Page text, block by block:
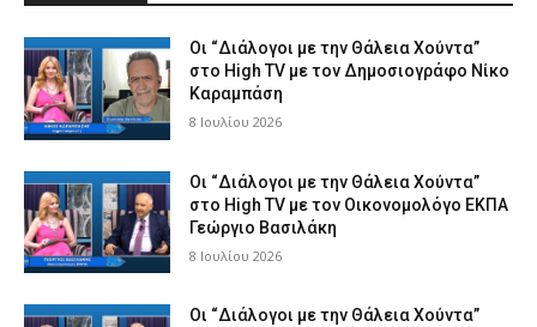
Οι “Διάλογοι με την Θάλεια Χούντα”
στο High TV με τον Δημοσιογράφο Νίκο
Καραμπάση
8 Ιουλίου 2026
Οι “Διάλογοι με την Θάλεια Χούντα”
στο High TV με τον Οικονομολόγο ΕΚΠΑ
Γεώργιο Βασιλάκη
8 Ιουλίου 2026
Οι “Διάλογοι με την Θάλεια Χούντα”